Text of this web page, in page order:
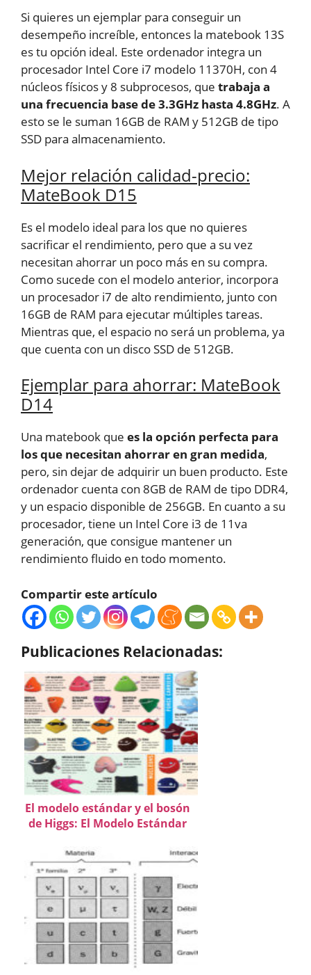
Si quieres un ejemplar para conseguir un
desempeño increíble, entonces la matebook 13S
es tu opción ideal. Este ordenador integra un
procesador Intel Core i7 modelo 11370H, con 4
núcleos físicos y 8 subprocesos, que trabaja a
una frecuencia base de 3.3GHz hasta 4.8GHz. A
esto se le suman 16GB de RAM y 512GB de tipo
SSD para almacenamiento.
Mejor relación calidad-precio:
MateBook D15
Es el modelo ideal para los que no quieres
sacrificar el rendimiento, pero que a su vez
necesitan ahorrar un poco más en su compra.
Como sucede con el modelo anterior, incorpora
un procesador i7 de alto rendimiento, junto con
16GB de RAM para ejecutar múltiples tareas.
Mientras que, el espacio no será un problema, ya
que cuenta con un disco SSD de 512GB.
Ejemplar para ahorrar: MateBook
D14
Una matebook que es la opción perfecta para
los que necesitan ahorrar en gran medida,
pero, sin dejar de adquirir un buen producto. Este
ordenador cuenta con 8GB de RAM de tipo DDR4,
y un espacio disponible de 256GB. En cuanto a su
procesador, tiene un Intel Core i3 de 11va
generación, que consigue mantener un
rendimiento fluido en todo momento.
Compartir este artículo
Publicaciones Relacionadas:
El modelo estándar y el bosón
de Higgs: El Modelo Estándar